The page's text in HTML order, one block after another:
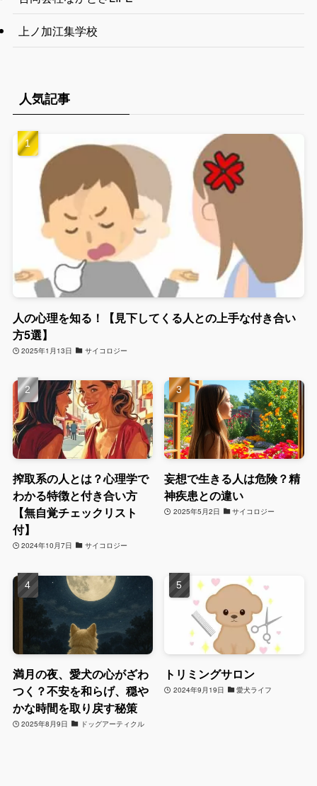
上ノ加江集学校
人気記事
人の心理を知る！【見下してくる人との上手な付き合い
方5選】
2025年1月13日 サイコロジー
搾取系の人とは？心理学で
わかる特徴と付き合い方
【無自覚チェックリスト
付】
2024年10月7日 サイコロジー
妄想で生きる人は危険？精
神疾患との違い
2025年5月2日 サイコロジー
満月の夜、愛犬の心がざわ
つく？不安を和らげ、穏や
かな時間を取り戻す秘策
2025年8月9日 ドッグアーティクル
トリミングサロン
2024年9月19日 愛犬ライフ